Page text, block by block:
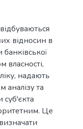
відносин в
надають
аналізу та
Це